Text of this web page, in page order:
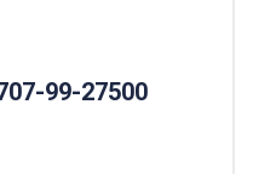
99-27500